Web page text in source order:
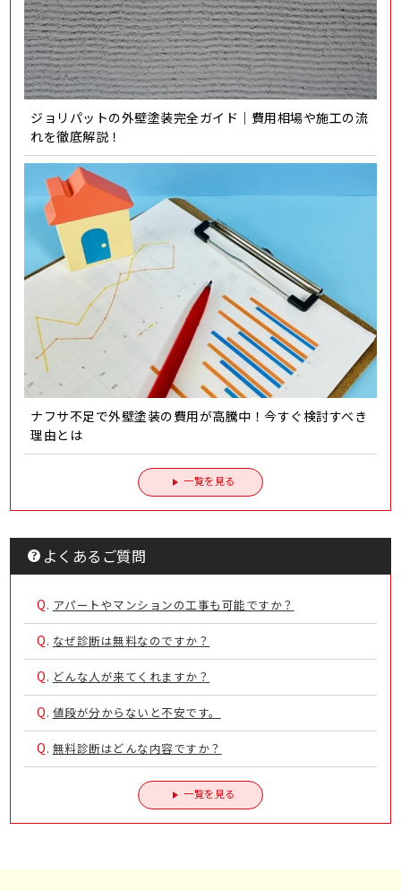
ジョリパットの外壁塗装完全ガイド｜費用相場や施工の流
れを徹底解説！
ナフサ不足で外壁塗装の費用が高騰中！今すぐ検討すべき
理由とは
一覧を見る
よくあるご質問
Q. アパートやマンションの工事も可能ですか？
Q. なぜ診断は無料なのですか？
Q. どんな人が来てくれますか？
Q. 値段が分からないと不安です。
Q. 無料診断はどんな内容ですか？
一覧を見る